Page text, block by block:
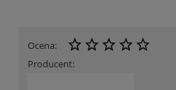
Ocena:
Producent: